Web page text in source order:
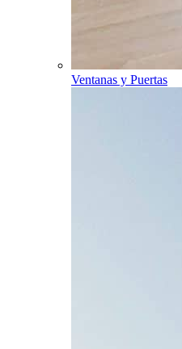
Ventanas y Puertas